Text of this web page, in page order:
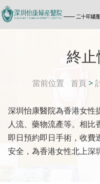
終止
當前位置 首頁 >
深圳怡康醫院為香港女性
人流、藥物流產等。相比
即日預約即日手術，收費
安全，為香港女性北上深